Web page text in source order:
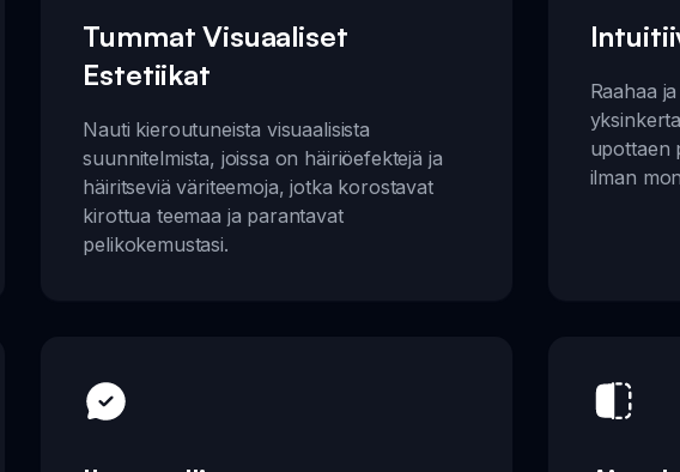
Tummat Visuaaliset
Estetiikat
Nauti kieroutuneista visuaalisista
suunnitelmista, joissa on häiriöefektejä ja
häiritseviä väriteemoja, jotka korostavat
kirottua teemaa ja parantavat
pelikokemustasi.
Raahaa
upottaen
ilman